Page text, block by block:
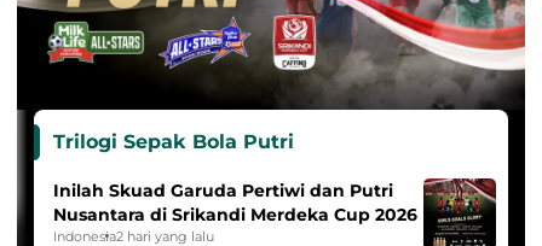
Trilogi Sepak Bola Putri
Inilah Skuad Garuda Pertiwi dan Putri
Nusantara di Srikandi Merdeka Cup 2026
Indonesia2 hari yang lalu